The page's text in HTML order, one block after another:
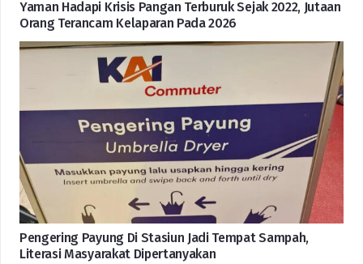
Yaman Hadapi Krisis Pangan Terburuk Sejak 2022, Jutaan
Orang Terancam Kelaparan Pada 2026
Pengering Payung Di Stasiun Jadi Tempat Sampah,
Literasi Masyarakat Dipertanyakan